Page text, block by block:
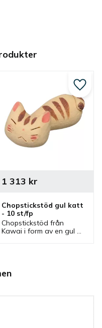
favoriter
Chopstickstöd gul katt
- 10 st/fp
Chopstickstöd från
Kawai i form av en gul
färger.
1 313 kr
Lägg